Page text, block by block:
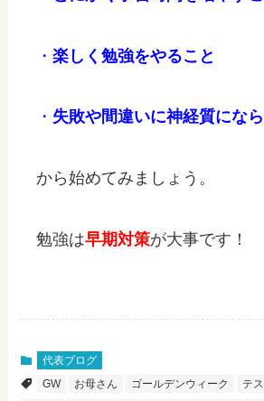
・楽しく勉強をやること
・ 失敗や間違いに神経質にな
から始めてみましょう。
勉強は早期対策が大事です！
代表ブログ
GW
お母さん ゴールデンウィーク テ